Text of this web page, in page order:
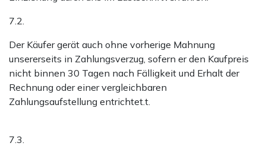
7.2.
Der Käufer gerät auch ohne vorherige Mahnung
unsererseits in Zahlungsverzug, sofern er den Kaufpreis
nicht binnen 30 Tagen nach Fälligkeit und Erhalt der
Rechnung oder einer vergleichbaren
Zahlungsaufstellung entrichtet.t.
7.3.